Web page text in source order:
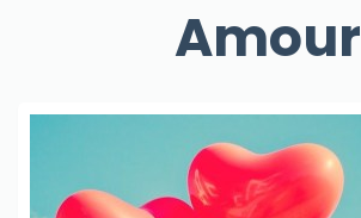
Amour